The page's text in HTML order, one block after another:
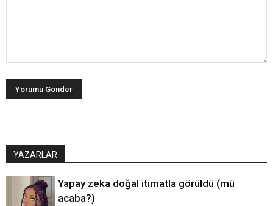
YAZARLAR
Yapay zeka doğal itimatla görüldü (mü
acaba?)